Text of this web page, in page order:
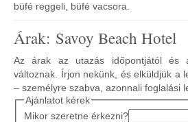
büfé reggeli, büfé vacsora.
Árak: Savoy Beach Hotel
Az árak az utazás időpontjától és
változnak. Írjon nekünk, és elküldjük a
– személyre szabva, azonnali foglalási
Ajánlatot kérek
Mikor szeretne érkezni?